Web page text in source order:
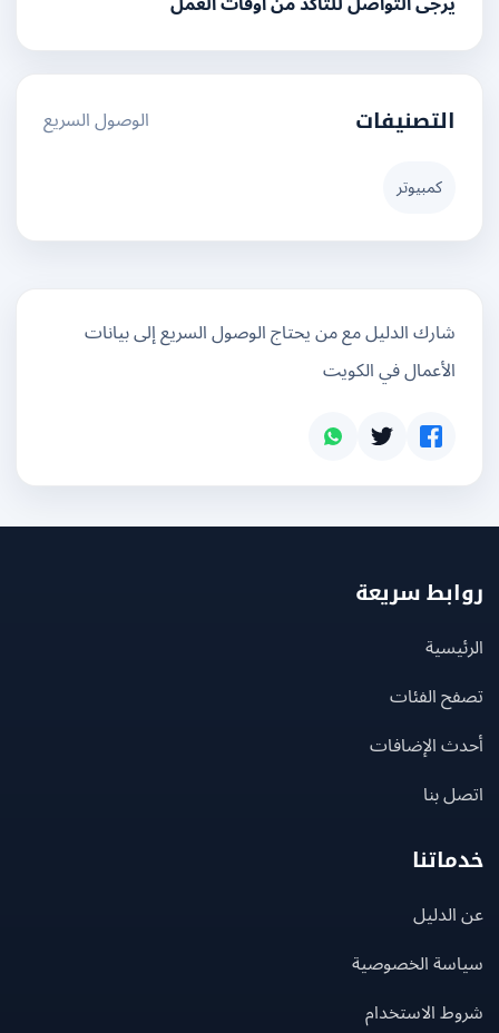
التصنيفات الوصول السريع
كمبيوتر
شارك الدليل مع من يحتاج الوصول السريع إلى بيانات
الأعمال في الكويت
سريعة
الفئات
الإضافات
بنا
الخصوصية
الاستخدام